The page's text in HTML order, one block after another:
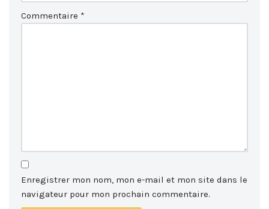
Commentaire *
Enregistrer mon nom, mon e-mail et mon site dans le
navigateur pour mon prochain commentaire.